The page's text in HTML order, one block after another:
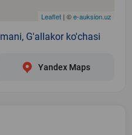
Leaflet | ©e-auksion.uz
G'allakor ko'chasi
Yandex Maps